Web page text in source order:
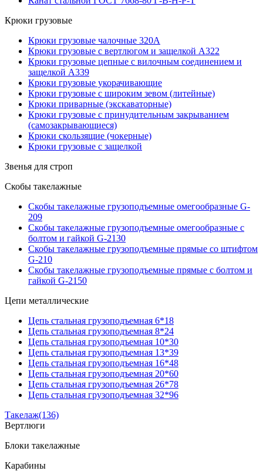
Крюки грузовые
Крюки грузовые чалочные 320А
Крюки грузовые с вертлюгом и защелкой А322
Крюки грузовые цепные с вилочным соединением и
защелкой А339
Крюки грузовые укорачивающие
Крюки грузовые с широким зевом (литейные)
Крюки приварные (экскаваторные)
Крюки грузовые с принудительным закрыванием
(самозакрывающиеся)
Крюки скользящие (чокерные)
Крюки грузовые с защелкой
Звенья для строп
Скобы такелажные
Скобы такелажные грузоподъемные омегообразные G-
209
Скобы такелажные грузоподъемные омегообразные с
болтом и гайкой G-2130
Скобы такелажные грузоподъемные прямые со штифтом
G-210
Скобы такелажные грузоподъемные прямые с болтом и
гайкой G-2150
Цепи металлические
Цепь стальная грузоподъемная 6*18
Цепь стальная грузоподъемная 8*24
Цепь стальная грузоподъемная 10*30
Цепь стальная грузоподъемная 13*39
Цепь стальная грузоподъемная 16*48
Цепь стальная грузоподъемная 20*60
Цепь стальная грузоподъемная 26*78
Цепь стальная грузоподъемная 32*96
Такелаж(136)
Вертлюги
Блоки такелажные
Карабины